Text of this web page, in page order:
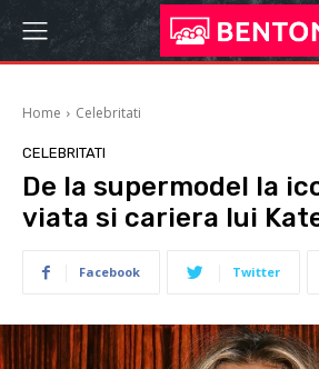
Home Celebritati
CELEBRITATI
De la supermodel la
viata si cariera lui
Facebook Twitter